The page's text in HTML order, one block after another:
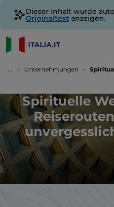
Dieser Inhalt wurde
Originaltext anzeigen.
... Unternehmungen
Spirituelle